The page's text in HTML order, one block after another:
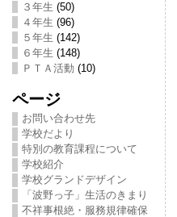
３年生 (50)
４年生 (96)
５年生 (142)
６年生 (148)
ＰＴＡ活動 (10)
ページ
お問い合わせ先
学校だより
特別の教育課程について
学校紹介
学校グランドデザイン
「波野っ子」生活のきまり
不祥事根絶・服務規律確保